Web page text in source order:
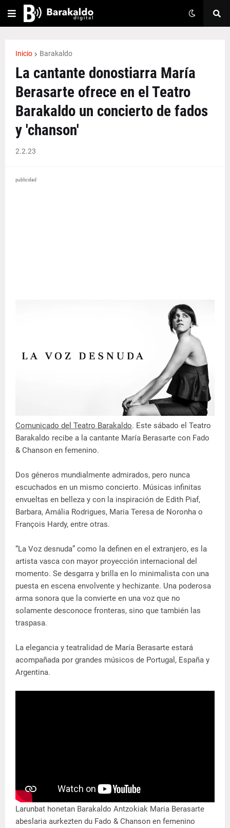
Inicio Barakaldo
La cantante donostiarra María
Berasarte ofrece en el Teatro
Barakaldo un concierto de fados
y 'chanson'
2.2.23
publicidad
Comunicado del Teatro Barakaldo. Este sábado el Teatro
Barakaldo recibe a la cantante María Berasarte con Fado
& Chanson en femenino.
Dos géneros mundialmente admirados, pero nunca
escuchados en un mismo concierto. Músicas infinitas
envueltas en belleza y con la inspiración de Edith Piaf,
Barbara, Amália Rodrigues, Maria Teresa de Noronha o
François Hardy, entre otras.
“La Voz desnuda” como la definen en el extranjero, es la
artista vasca con mayor proyección internacional del
momento. Se desgarra y brilla en lo minimalista con una
puesta en escena envolvente y hechizante. Una poderosa
arma sonora que la convierte en una voz que no
solamente desconoce fronteras, sino que también las
traspasa.
La elegancia y teatralidad de María Berasarte estará
acompañada por grandes músicos de Portugal, España y
Argentina.
Larunbat honetan Barakaldo Antzokiak Maria Berasarte
abeslaria aurkezten du Fado & Chanson en femenino